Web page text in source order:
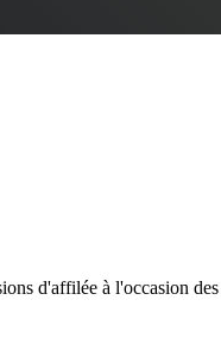
d'affilée à l'occasion